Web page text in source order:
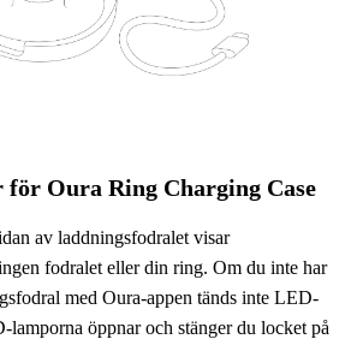
Oura Ring Charging Case
av laddningsfodralet visar
fodralet eller din ring. Om du inte har
med Oura-appen tänds inte LED-
lamporna öppnar och stänger du locket på